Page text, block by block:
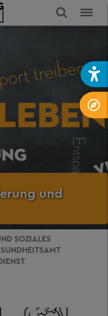
und
SOZIALES